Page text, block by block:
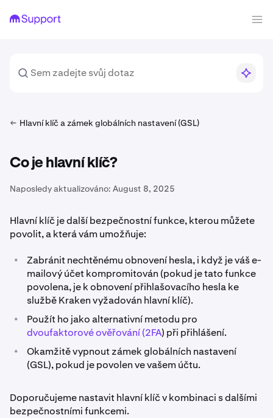
Hlavní klíč a zámek globálních nastavení (GSL)
Co je hlavní klíč?
Naposledy aktualizováno: August 8, 2025
Hlavní klíč je další bezpečnostní funkce, kterou můžete
povolit, a která vám umožňuje:
•
Zabránit nechtěnému obnovení hesla, i když je váš e-
mailový účet kompromitován (pokud je tato funkce
povolena, je k obnovení přihlašovacího hesla ke
službě Kraken vyžadován hlavní klíč).
•
Použít ho jako alternativní metodu pro
dvoufaktorové ověřování (2FA) při přihlášení.
•
Okamžitě vypnout zámek globálních nastavení
(GSL), pokud je povolen ve vašem účtu.
Doporučujeme nastavit hlavní klíč v kombinaci s dalšími
bezpečnostními funkcemi.